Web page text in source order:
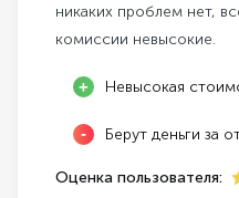
никаких проблем нет,
комиссии невысокие.
Невысокая
Берут деньги за
Оценка пользователя: